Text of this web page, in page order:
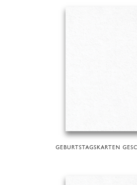
GEBURTSTAGSKARTEN